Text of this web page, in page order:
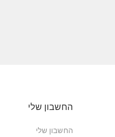
החשבון שלי
החשבון שלי